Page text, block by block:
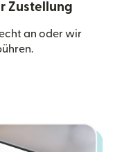
Zustellung
an oder wir